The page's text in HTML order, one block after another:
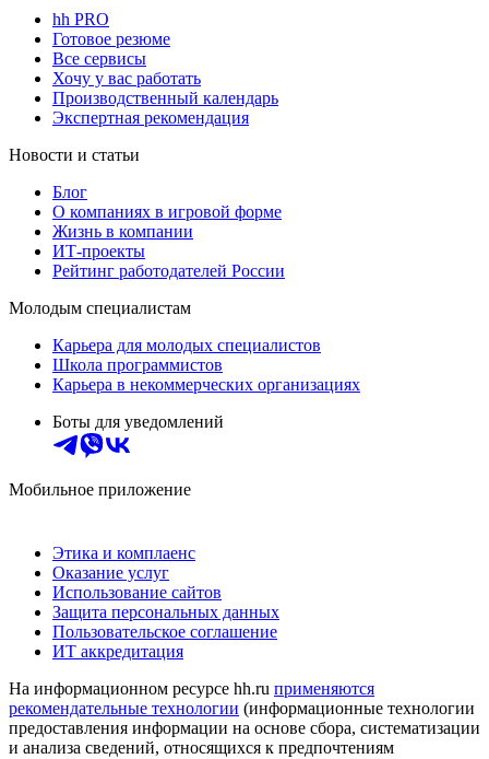
hh PRO
Готовое резюме
Все сервисы
Хочу у вас работать
Производственный календарь
Экспертная рекомендация
Новости и статьи
Блог
О компаниях в игровой форме
Жизнь в компании
ИТ-проекты
Рейтинг работодателей России
Молодым специалистам
Карьера для молодых специалистов
Школа программистов
Карьера в некоммерческих организациях
Боты для уведомлений
Мобильное приложение
Этика и комплаенс
Оказание услуг
Использование сайтов
Защита персональных данных
Пользовательское соглашение
ИТ аккредитация
На информационном ресурсе hh.ru применяются
рекомендательные технологии (информационные технологии
предоставления информации на основе сбора, систематизации
и анализа сведений, относящихся к предпочтениям